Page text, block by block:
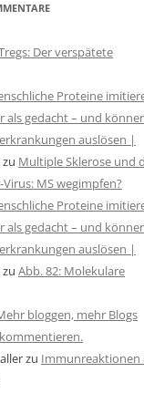
Der verspätete
Proteine
als gedacht – und
auslösen |
zu Multiple Sklerose und
MS wegimpfen?
Proteine
als gedacht – und
auslösen |
zu Abb. 82: Molekulare
bloggen, mehr Blogs
zu Immunreaktionen